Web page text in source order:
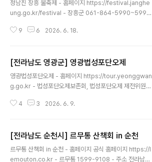
정남진 장흥 물축제 - 홈페이지 https://festival.janghe
ung.go.kr/festival - 장흥군 061-864-5990~5994
제 먹거리 내용은 전년도(2025년) 축제 내용으로, 2026
예비 글로벌 축제로 선정된 대한민국 대표 여름축제이다.
탐진강과 장흥댐의 청정 수자원을 바탕으로 ‘물’을 테마로
한 다채로운 콘텐츠를 선보이며, 세계인이 함께 즐기는 글
램인 살수대첩 거리 퍼레이드는 장흥 도심에서 남녀노소
9 6 2026. 6. 18.
[전라남도 영광군] 영광법성포단오제
영광법성포단오제 - 홈페이지 https://tour.yeonggwan
g.go.kr - 법성포단오제보존회, 법성포단오제 제전위원회
길 154-13 단오마당(단오제전수교육관)영광법성포단오
로, 매년 음력 5월 5일 전후 법성포 일원에서 열린다. 예로
부터 어업이 중심이었던 지역 특성에 따라 인의산신에게
마을의 안녕과 풍어를 기원하고, 바다에서는 용왕제를 올
4 3 2026. 6. 9.
[전라남도 순천시] 르무통 산책회 in 순천
르무통 산책회 in 순천 - 홈페이지 공식 홈페이지 https://l
emouton.co.kr - 르무통 1599-9108 - 주소 전라남도